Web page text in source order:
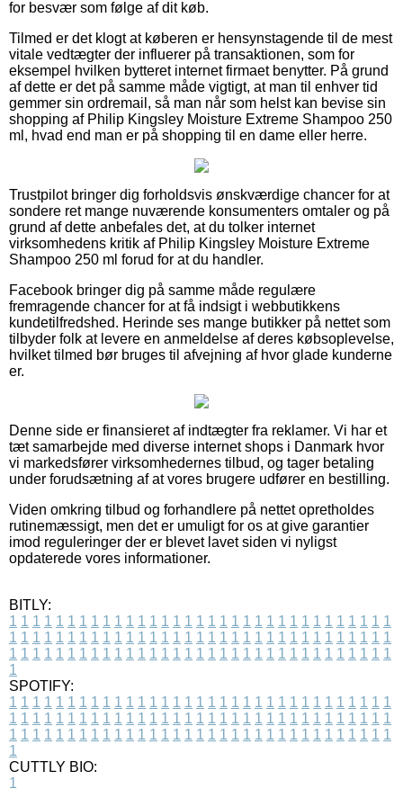
for besvær som følge af dit køb.
Tilmed er det klogt at køberen er hensynstagende til de mest
vitale vedtægter der influerer på transaktionen, som for
eksempel hvilken bytteret internet firmaet benytter. På grund
af dette er det på samme måde vigtigt, at man til enhver tid
gemmer sin ordremail, så man når som helst kan bevise sin
shopping af Philip Kingsley Moisture Extreme Shampoo 250
ml, hvad end man er på shopping til en dame eller herre.
Trustpilot bringer dig forholdsvis ønskværdige chancer for at
sondere ret mange nuværende konsumenters omtaler og på
grund af dette anbefales det, at du tolker internet
virksomhedens kritik af Philip Kingsley Moisture Extreme
Shampoo 250 ml forud for at du handler.
Facebook bringer dig på samme måde regulære
fremragende chancer for at få indsigt i webbutikkens
kundetilfredshed. Herinde ses mange butikker på nettet som
tilbyder folk at levere en anmeldelse af deres købsoplevelse,
hvilket tilmed bør bruges til afvejning af hvor glade kunderne
er.
Denne side er finansieret af indtægter fra reklamer. Vi har et
tæt samarbejde med diverse internet shops i Danmark hvor
vi markedsfører virksomhedernes tilbud, og tager betaling
under forudsætning af at vores brugere udfører en bestilling.
Viden omkring tilbud og forhandlere på nettet opretholdes
rutinemæssigt, men det er umuligt for os at give garantier
imod reguleringer der er blevet lavet siden vi nyligst
opdaterede vores informationer.
BITLY:
1 1 1 1 1 1 1 1 1 1 1 1 1 1 1 1 1 1 1 1 1 1 1 1 1 1 1 1 1 1 1 1 1
1 1 1 1 1 1 1 1 1 1 1 1 1 1 1 1 1 1 1 1 1 1 1 1 1 1 1 1 1 1 1 1 1
1 1 1 1 1 1 1 1 1 1 1 1 1 1 1 1 1 1 1 1 1 1 1 1 1 1 1 1 1 1 1 1 1
1
SPOTIFY:
1 1 1 1 1 1 1 1 1 1 1 1 1 1 1 1 1 1 1 1 1 1 1 1 1 1 1 1 1 1 1 1 1
1 1 1 1 1 1 1 1 1 1 1 1 1 1 1 1 1 1 1 1 1 1 1 1 1 1 1 1 1 1 1 1 1
1 1 1 1 1 1 1 1 1 1 1 1 1 1 1 1 1 1 1 1 1 1 1 1 1 1 1 1 1 1 1 1 1
1
CUTTLY BIO:
1